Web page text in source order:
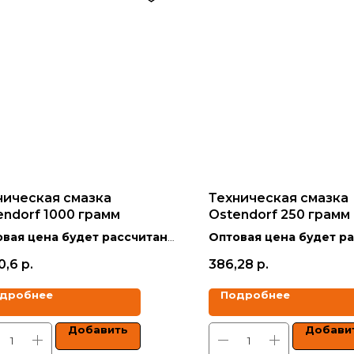
смазка
1000 грамм
цена будет рассчитана
заказа.
указаны с учетом НДС.
р.
Добавить
Техническая смазка
Ostendorf 250 грамм
Оптовая цена будет
объёма заказа.
Цены указаны с учетом
386,28 р.
Подробнее